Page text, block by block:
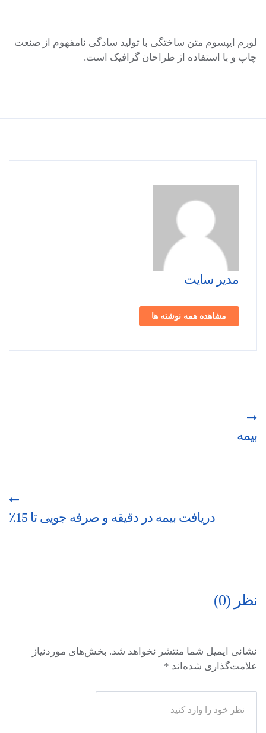
لورم ایپسوم متن ساختگی با تولید سادگی نامفهوم از صنعت
چاپ و با استفاده از طراحان گرافیک است.
مدیر سایت
مشاهده همه نوشته ها
بیمه
دریافت بیمه در دقیقه و صرفه جویی تا 15٪
نظر (0)
نشانی ایمیل شما منتشر نخواهد شد. بخش‌های موردنیاز
علامت‌گذاری شده‌اند *